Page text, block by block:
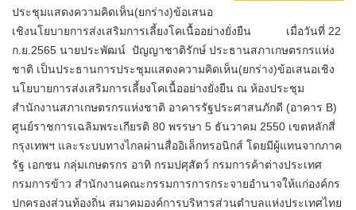
ประชุมแสดงความคิดเห็น(ยกร่าง)ข้อเสนอ
เชิงนโยบายการส่งเสริมการเลี้ยงโคเนื้ออย่างยั่งยืน เมื่อวันที่ 22
ก.ย.2565 นายประพัฒน์ ปัญญาชาติรักษ์ ประธานสภาเกษตรกรแห่ง
ชาติ เป็นประธานการประชุมแสดงความคิดเห็น(ยกร่าง)ข้อเสนอเชิง
นโยบายการส่งเสริมการเลี้ยงโคเนื้ออย่างยั่งยืน ณ ห้องประชุม
สำนักงานสภาเกษตรกรแห่งชาติ อาคารรัฐประศาสนภักดี (อาคาร B)
ศูนย์ราชการเฉลิมพระเกียรติ 80 พรรษา 5 ธันวาคม 2550 เขตหลักสี่
กรุงเทพฯ และระบบทางไกลผ่านสื่ออิเล็กทรอนิกส์ โดยมีผู้แทนจากภาค
รัฐ เอกชน กลุ่มเกษตรกร อาทิ กรมปศุสัตว์ กรมการค้าต่างประเทศ
กรมการข้าว สำนักงานคณะกรรมการการกระจายอำนาจให้แก่องค์กร
ปกครองส่วนท้องถิ่น สมาคมองค์การบริหารส่วนตำบลแห่งประเทศไทย